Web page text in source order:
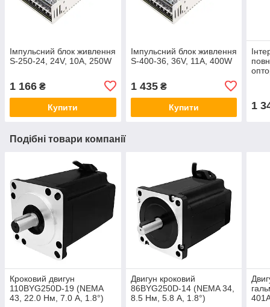
Імпульсний блок живлення
S-250-24, 24V, 10А, 250W
1 166 ₴
Купити
Імпульсний блок живлення
S-400-36, 36V, 11А, 400W
1 435₴
Купити 1
Подібні товари компанії
Кроковий двигун
110BYG250D-19 (NEMA
43, 22.0 Нм, 7.0 А, 1.8°)
Двигун кроковий
86BYG250D-14 (NEMA 34,
8.5 Нм, 5.8 А, 1.8°)